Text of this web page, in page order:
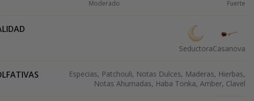
Moderado Fuerte
SeductoraCasanova
Especias, Patchouli, Notas Dulces, Maderas, Hierbas,
Notas Ahumadas, Haba Tonka, Amber, Clavel